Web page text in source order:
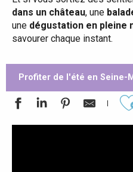
dans un château, une
une dégustation en pleine
savourer chaque instant.
Profiter de l'été en Seine-